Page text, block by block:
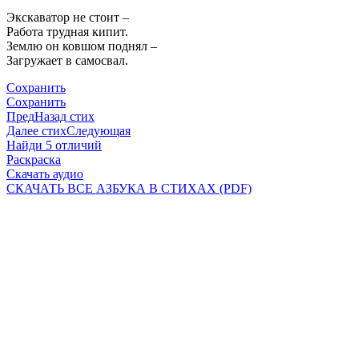
Экскаватор не стоит –
Работа трудная кипит.
Землю он ковшом поднял –
Загружает в самосвал.
Сохранить
Сохранить
ПредНазад стих
Далее стихСледующая
Найди 5 отличий
Раскраска
Скачать аудио
СКАЧАТЬ ВСЕ АЗБУКА В СТИХАХ (PDF)